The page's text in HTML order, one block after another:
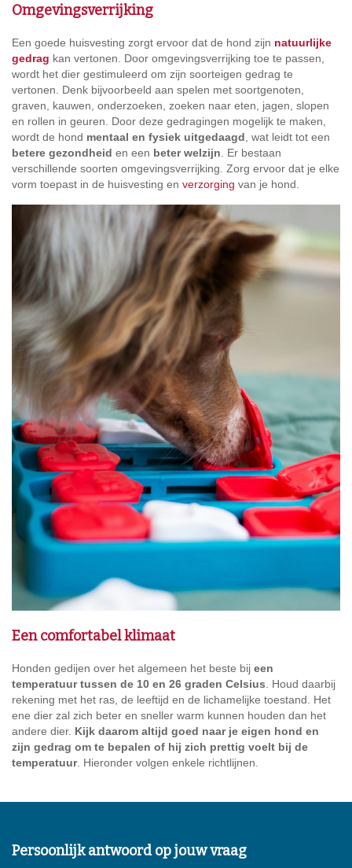
Omgevingsverrijking
Een goede huisvesting zorgt ervoor dat de hond zijn natuurlijke
gedrag kan vertonen. Door omgevingsverrijking toe te passen,
wordt het dier gestimuleerd om zijn soorteigen gedrag te
vertonen. Denk bijvoorbeeld aan spelen met soortgenoten,
graven, kauwen, onderzoeken, zoeken naar eten, jagen, slopen
en rollen in geuren. Door deze gedragingen mogelijk te maken,
wordt de hond mentaal en fysiek uitgedaagd , wat leidt tot een
betere gezondheid en een beter welzijn . Er bestaan
verschillende soorten omgevingsverrijking. Zorg ervoor dat je elke
vorm toepast in de huisvesting en verzorging van je hond.
Een comfortabel klimaat
Honden gedijen over het algemeen het beste bij een
temperatuur tussen de 10 en 26 graden Celsius . Houd daarbij
rekening met het ras, de leeftijd en de lichamelijke toestand. Het
ene dier zal zich beter en sneller warm kunnen houden dan het
andere dier. Kijk daarom altijd goed naar je eigen hond en
zijn gedrag om te bepalen of hij zich prettig voelt bij de
temperatuur. Hieronder volgen enkele richtlijnen.
Persoonlijk antwoord op jouw vraag